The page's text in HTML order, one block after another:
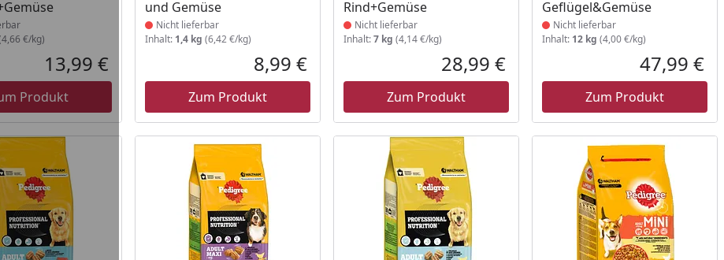
€/kg)
Aktueller Preis
13,99 €
Produkt
und Gemüse
Nicht lieferbar
Inhalt: 1,4 kg (6,42 €/kg)
Aktueller Preis
8,99 €
Zum Produkt
Rind+Gemüse
Nicht lieferbar
Inhalt:7 kg (4,14 €/kg)
Aktueller Preis
28,99 €
Zum Produkt
Geflügel&Gemüse
Nicht lieferbar
Inhalt: 12 kg (4,00 €/kg)
47,99 €
Zum Produkt